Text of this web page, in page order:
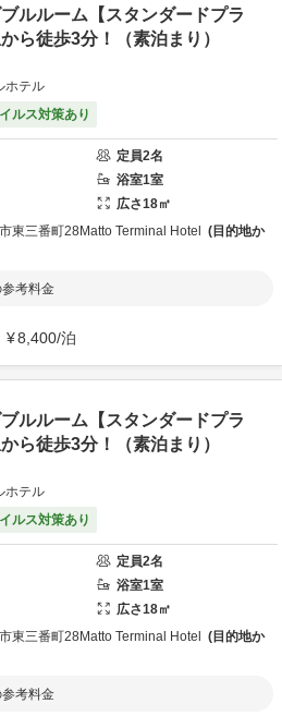
ブルルーム【スタンダードプラ
ら徒歩3分！（素泊まり）
ホテル
ルス対策あり
定員2名
浴室1室
広さ18㎡
東三番町28Matto Terminal Hotel
目的地か
考料金
¥8,400/泊
ブルルーム【スタンダードプラ
ら徒歩3分！（素泊まり）
ホテル
ルス対策あり
定員2名
浴室1室
広さ18㎡
東三番町28Matto Terminal Hotel
目的地か
考料金